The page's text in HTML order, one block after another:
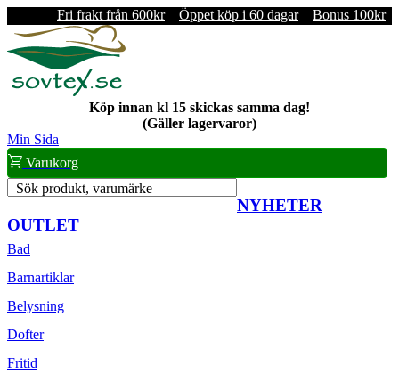
Fri frakt från 600kr Öppet köp i 60 dagar Bonus 100kr
Köp innan kl 15 skickas samma dag!
(Gäller lagervaror)
Min Sida
Varukorg
Sök produkt, varumärke
NYHETER
OUTLET
Bad
Barnartiklar
Belysning
Dofter
Fritid